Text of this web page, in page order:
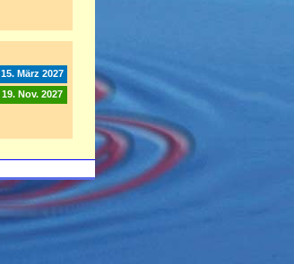
15. März 2027
19. Nov. 2027